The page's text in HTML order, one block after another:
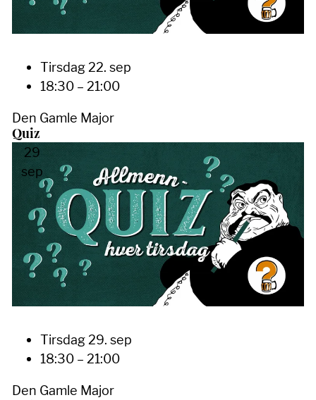
Tirsdag 22. sep
18:30 – 21:00
Den Gamle Major
Quiz
29
sep
Tirsdag 29. sep
18:30 – 21:00
Den Gamle Major